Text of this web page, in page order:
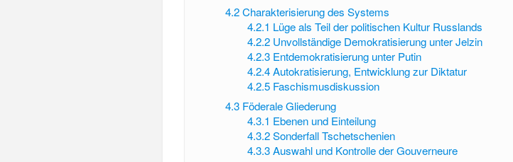
4.2 Charakterisierung des Systems
4.2.1 Lüge als Teil der politischen Kultur Russlands
4.2.2 Unvollständige Demokratisierung unter Jelzin
4.2.3 Entdemokratisierung unter Putin
4.2.4 Autokratisierung, Entwicklung zur Diktatur
4.2.5 Faschismusdiskussion
4.3 Föderale Gliederung
4.3.1 Ebenen und Einteilung
4.3.2 Sonderfall Tschetschenien
4.3.3 Auswahl und Kontrolle der Gouverneure